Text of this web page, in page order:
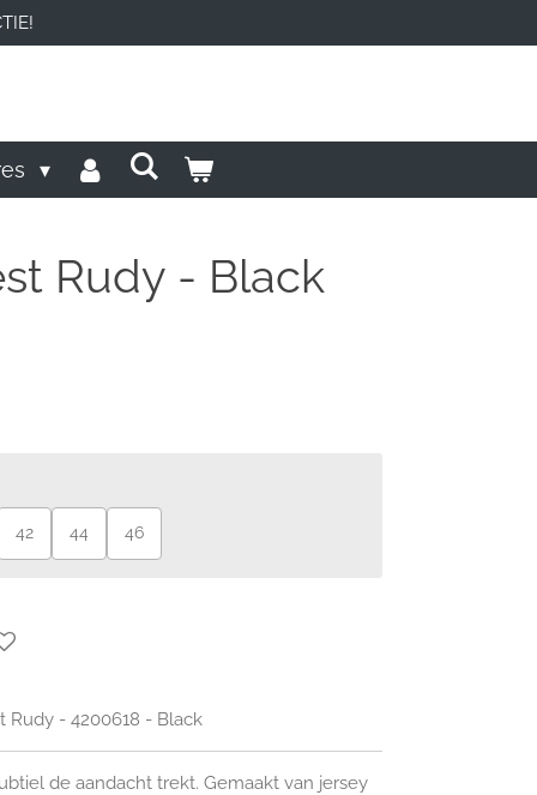
Rudy - Black
42 44 46
Rudy - 4200618 - Black
de aandacht trekt. Gemaakt van jersey